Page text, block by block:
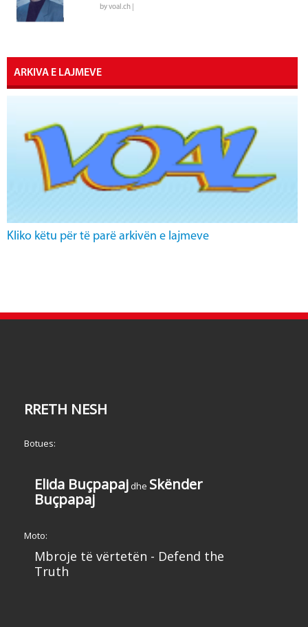
by voal.ch |
ARKIVA E LAJMEVE
Kliko këtu për të parë arkivën e lajmeve
RRETH NESH
Botues:
Elida Buçpapaj dhe Skënder
Buçpapaj
Moto:
Mbroje të vërtetën - Defend the
Truth